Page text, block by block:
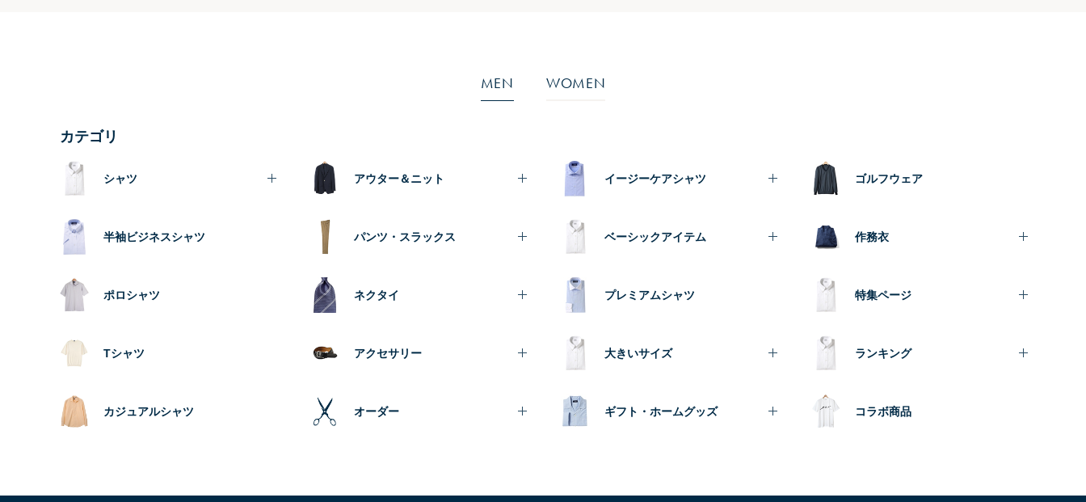
MEN WOMEN
カテゴリ
シャツ
半袖ビジネスシャツ
ポロシャツ
Tシャツ
カジュアルシャツ
アウター＆ニット
パンツ・スラックス
ネクタイ
アクセサリー
オーダー
イージーケアシャツ
ベーシックアイテム
プレミアムシャツ
大きいサイズ
ギフト・ホームグッズ
ゴルフウェア
作務衣
特集ページ
ランキング
コラボ商品